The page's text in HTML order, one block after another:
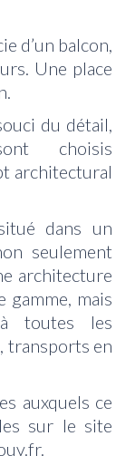
d’un balcon,
Une place
du détail,
choisis
architectural
dans un
seulement
architecture
gamme, mais
toutes les
transports en
auxquels ce
sur le site